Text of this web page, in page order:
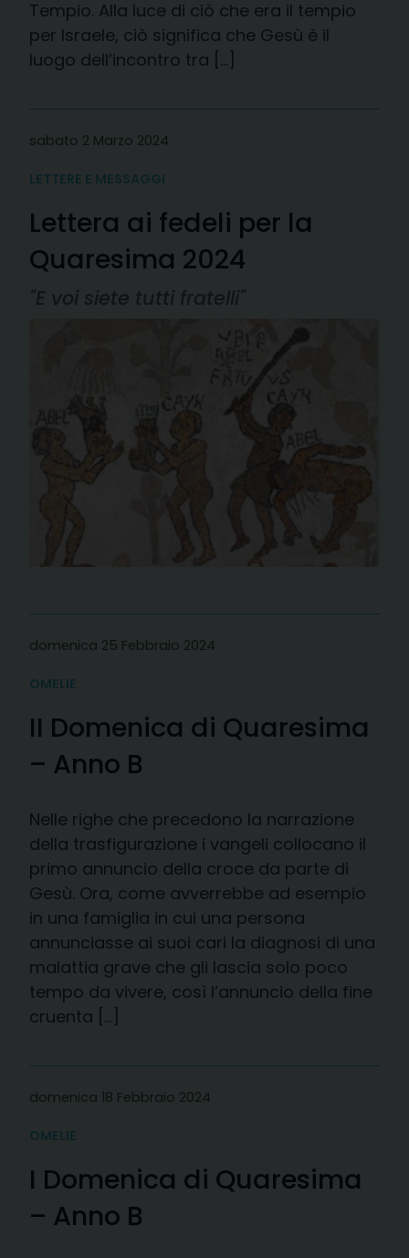
Tempio. Alla luce di ciò che era il tempio
per Israele, ciò significa che Gesù è il
luogo dell’incontro tra […]
sabato 2 Marzo 2024
LETTERE E MESSAGGI
Lettera ai fedeli per la
Quaresima 2024
"E voi siete tutti fratelli"
domenica 25 Febbraio 2024
OMELIE
II Domenica di Quaresima
– Anno B
Nelle righe che precedono la narrazione
della trasfigurazione i vangeli collocano il
primo annuncio della croce da parte di
Gesù. Ora, come avverrebbe ad esempio
in una famiglia in cui una persona
annunciasse ai suoi cari la diagnosi di una
malattia grave che gli lascia solo poco
tempo da vivere, così l’annuncio della fine
cruenta […]
domenica 18 Febbraio 2024
OMELIE
I Domenica di Quaresima
– Anno B